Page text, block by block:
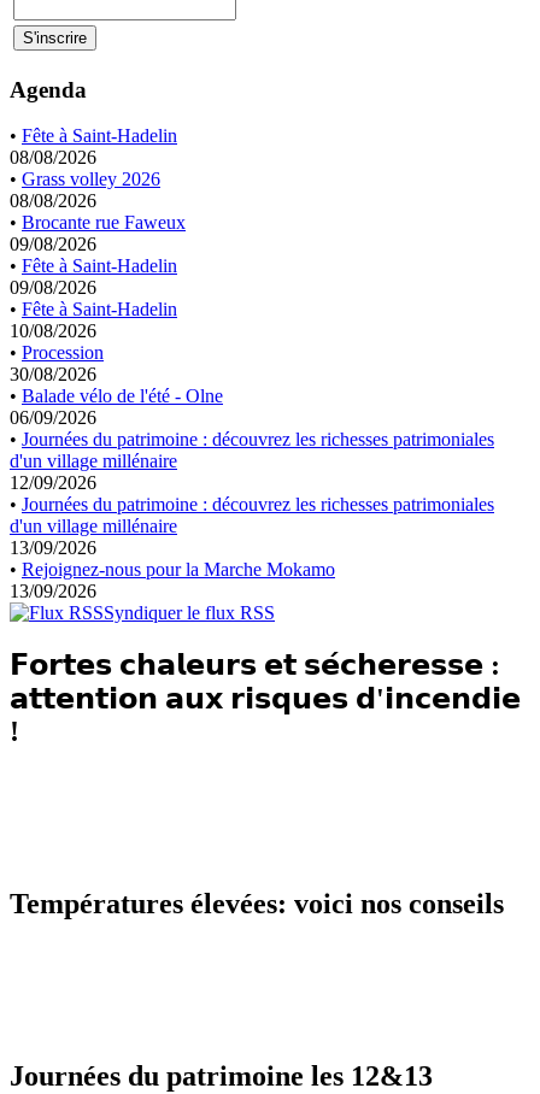
Agenda
• Fête à Saint-Hadelin
08/08/2026
• Grass volley 2026
08/08/2026
• Brocante rue Faweux
09/08/2026
• Fête à Saint-Hadelin
09/08/2026
• Fête à Saint-Hadelin
10/08/2026
• Procession
30/08/2026
• Balade vélo de l'été - Olne
06/09/2026
• Journées du patrimoine : découvrez les richesses patrimoniales
d'un village millénaire
12/09/2026
• Journées du patrimoine : découvrez les richesses patrimoniales
d'un village millénaire
13/09/2026
• Rejoignez-nous pour la Marche Mokamo
13/09/2026
Syndiquer le flux RSS
𝗙𝗼𝗿𝘁𝗲𝘀 𝗰𝗵𝗮𝗹𝗲𝘂𝗿𝘀 𝗲𝘁 𝘀𝗲́𝗰𝗵𝗲𝗿𝗲𝘀𝘀𝗲 :
𝗮𝘁𝘁𝗲𝗻𝘁𝗶𝗼𝗻 𝗮𝘂𝘅 𝗿𝗶𝘀𝗾𝘂𝗲𝘀 𝗱'𝗶𝗻𝗰𝗲𝗻𝗱𝗶𝗲
!
Températures élevées: voici nos conseils
Journées du patrimoine les 12&13